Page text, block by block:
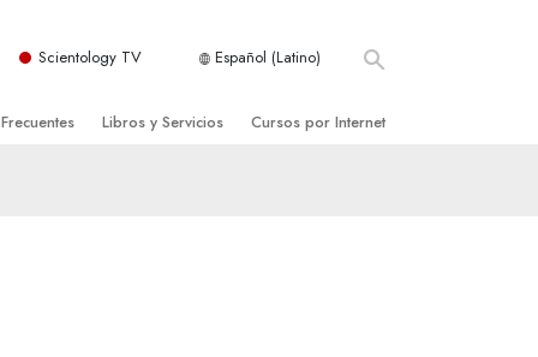
Scientology TV Español (Latino)
de Scientology
Libros y Servicios Cursos por Internet